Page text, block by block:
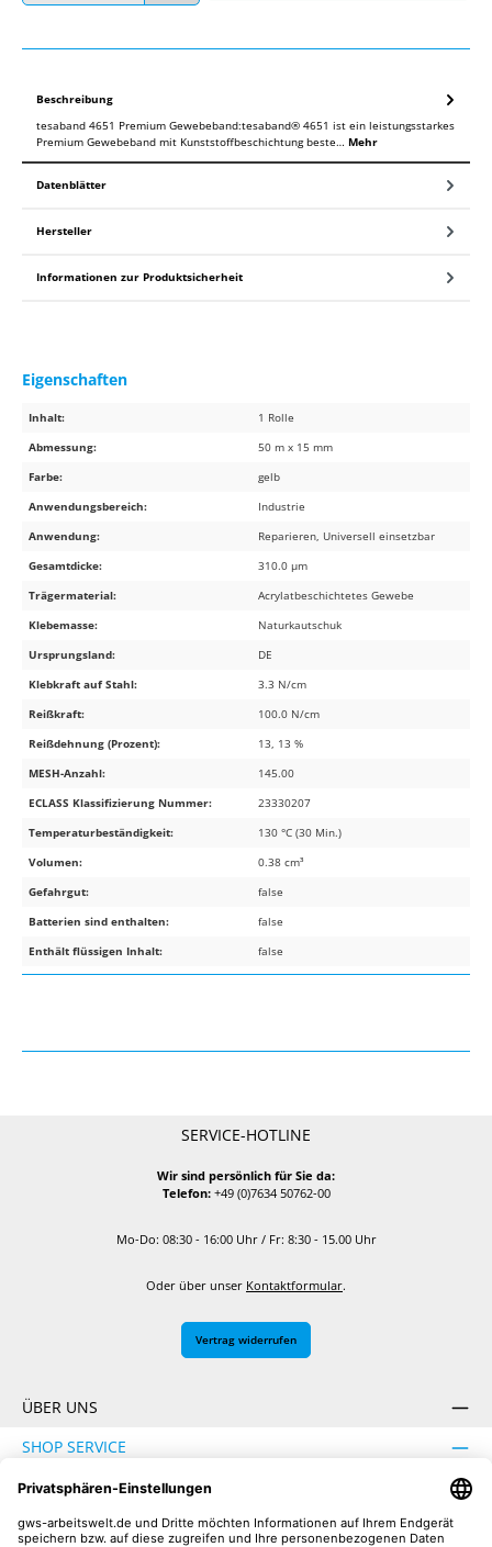
Beschreibung
tesaband 4651 Premium Gewebeband:tesaband® 4651 ist ein leistungsstarkes
Premium Gewebeband mit Kunststoffbeschichtung beste… Mehr
Datenblätter
Hersteller
Informationen zur Produktsicherheit
Eigenschaften
Inhalt:
1 Rolle
Abmessung:
50 m x 15 mm
Farbe:
gelb
Anwendungsbereich:
Industrie
Anwendung:
Reparieren, Universell einsetzbar
Gesamtdicke:
310.0 µm
Trägermaterial:
Acrylatbeschichtetes Gewebe
Klebemasse:
Naturkautschuk
Ursprungsland:
DE
Klebkraft auf Stahl:
3.3 N/cm
Reißkraft:
100.0 N/cm
Reißdehnung (Prozent):
13, 13 %
MESH-Anzahl:
145.00
ECLASS Klassifizierung Nummer:
23330207
Temperaturbeständigkeit:
130 °C (30 Min.)
Volumen:
0.38 cm³
Gefahrgut:
false
Batterien sind enthalten:
false
Enthält flüssigen Inhalt:
false
SERVICE-HOTLINE
Wir sind persönlich für Sie da:
Telefon:+49 (0)7634 50762-00
Mo-Do: 08:30 - 16:00 Uhr / Fr: 8:30 - 15.00 Uhr
Oder über unser Kontaktformular.
Vertrag widerrufen
ÜBER UNS
SHOP SERVICE
INFORMATION
SICHER EINKAUFEN